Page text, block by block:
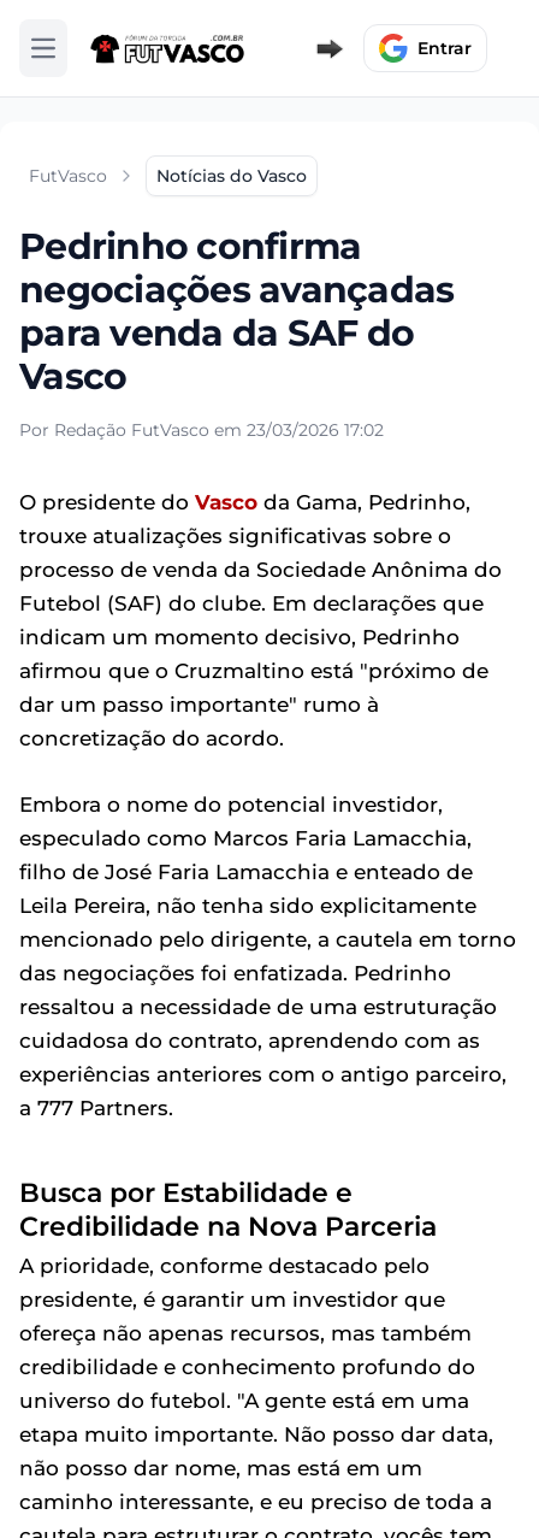
Abrir menu Entrar
FutVasco Notícias do Vasco
Pedrinho confirma
negociações avançadas
para venda da SAF do
Vasco
Por Redação FutVasco em 23/03/2026 17:02
O presidente do Vasco da Gama, Pedrinho,
trouxe atualizações significativas sobre o
processo de venda da Sociedade Anônima do
Futebol (SAF) do clube. Em declarações que
indicam um momento decisivo, Pedrinho
afirmou que o Cruzmaltino está "próximo de
dar um passo importante" rumo à
concretização do acordo.
Embora o nome do potencial investidor,
especulado como Marcos Faria Lamacchia,
filho de José Faria Lamacchia e enteado de
Leila Pereira, não tenha sido explicitamente
mencionado pelo dirigente, a cautela em torno
das negociações foi enfatizada. Pedrinho
ressaltou a necessidade de uma estruturação
cuidadosa do contrato, aprendendo com as
experiências anteriores com o antigo parceiro,
a 777 Partners.
Busca por Estabilidade e
Credibilidade na Nova Parceria
A prioridade, conforme destacado pelo
presidente, é garantir um investidor que
ofereça não apenas recursos, mas também
credibilidade e conhecimento profundo do
universo do futebol. "A gente está em uma
etapa muito importante. Não posso dar data,
não posso dar nome, mas está em um
caminho interessante, e eu preciso de toda a